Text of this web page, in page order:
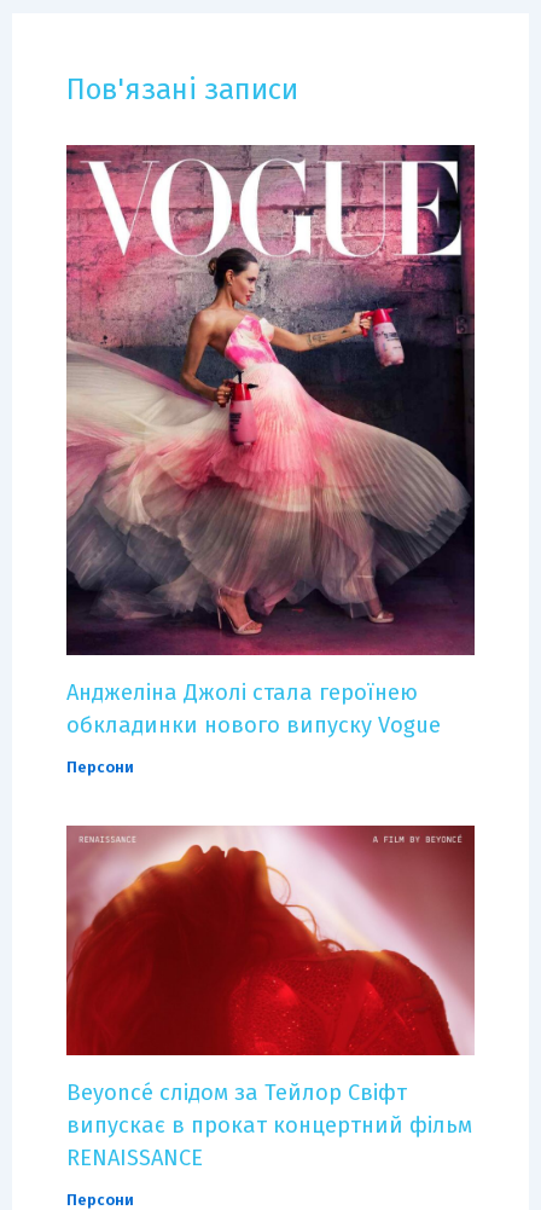
Пов'язані записи
Анджеліна Джолі стала героїнею
обкладинки нового випуску Vogue
Персони
Beyoncé слідом за Тейлор Свіфт
випускає в прокат концертний фільм
RENAISSANCE
Персони